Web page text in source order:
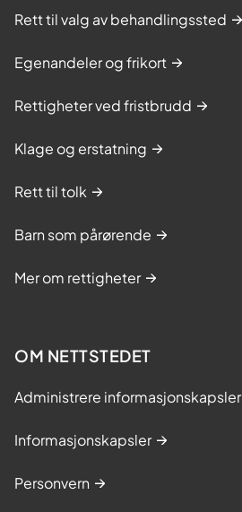
Rett til valg av behandlingssted
Egenandeler og frikort
Rettigheter ved fristbrudd
Klage og erstatning
Rett til tolk
Barn som pårørende
Mer om rettigheter
OM NETTSTEDET
Administrere informasjonskapsler
Informasjonskapsler
Personvern